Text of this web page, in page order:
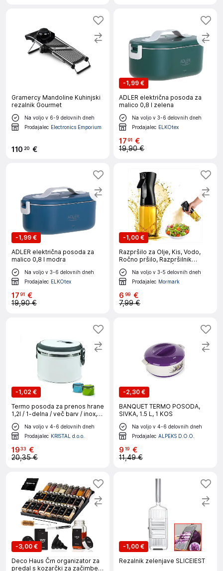
Gramercy Mandoline Kuhinjski
rezalnik Gourmet
Na voljo v 6-9 delovnih dneh
Prodajalec Electronics Emporium
110 20 €
-1,99 €
ADLER električna posoda za
malico 0,8 l zelena
Na voljo v 3-6 delovnih dneh
Prodajalec ELKOtex
1791 €
19,90 €
-1,99 €
ADLER električna posoda za
malico 0,8 l modra
Na voljo v 3-6 delovnih dneh
Prodajalec ELKOtex
1791 €
19,90 €
-1,00 €
Razpršilo za Olje, Kis, Vodo,
Ročno pršilo, Razpršilnik
tekočine (200 ml) |
FLAVORMIST
Na voljo v 3-5 delovnih dneh
Prodajalec Mormark
6 99 €
7,99 €
-1,02 €
Termo posoda za prenos hrane
1,2l / 1-delna / več barv / inox,
pvc
Na voljo v 4-6 delovnih dneh
Prodajalec KRISTAL d.o.o.
1933 €
20,35 €
-2,30 €
BANQUET TERMO POSODA,
SIVKA, 1.5 L, 1 KOS
Na voljo v 4-6 delovnih dneh
Prodajalec ALPEKS D.O.O.
9 19 €
11,49 €
-3,00 €
Deco Haus Črn organizator za
predal s kozarčki za začimbe -
-1,00 €
Rezalnik zelenjave SLICEIEST